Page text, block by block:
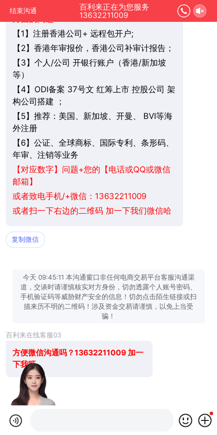
结束沟通
百利来正在为您服务
13632211009
您好，我是在线人工客服，您是想要了解哪
【 1】注册香港公司+ 远程包开户;
【 2】香港年审报价，香港公司补审计报告；
【 3】个人/公司 开银行账户（香港/新加坡
等）
【 4】ODI备案 37号文 红筹上市 控股公司 架
构公司搭建 ；
【 5】推荐：美国、新加坡、 开曼、 BVI等海
外注册
【 6】公证、全球商标、国际专利、条形码、
年审、注销等业务
【对应数字】问题+您的【电话或QQ或微信
邮箱】
或者致电手机/+微信：13632211009
或者扫一下右边的二维码 加一下我们微信哈
复制微信
今天 09:45:11 本沟通窗口非任何电商交易平台客服沟通渠
道，交谈时请谨慎核实对方身份，切勿透露个人账号密码、
手机验证码等威胁财产安全的信息！切勿点击陌生链接或扫
描来历不明的二维码！涉及资金交易请谨慎，以免上当受
骗！
百利来在线客服03
方便微信沟通吗？13632211009 加一
下我呀